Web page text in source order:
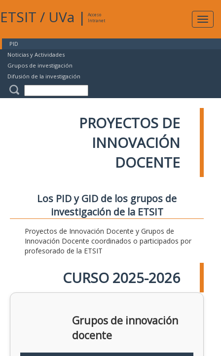
ETSIT / UVa |
Acceso
Intranet
PID
Noticias y Actividades
Grupos de investigación
Difusión de la investigación
PROYECTOS DE
INNOVACIÓN
DOCENTE
Los PID y GID de los grupos de
investigación de la ETSIT
Proyectos de Innovación Docente y Grupos de
Innovación Docente coordinados o participados por
profesorado de la ETSIT
CURSO 2025-2026
Grupos de innovación
docente